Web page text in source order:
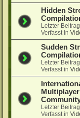
Hidden
Letzter
Verfasst in
Sudden
Letzter
Verfasst in
Letzter
Verfasst in